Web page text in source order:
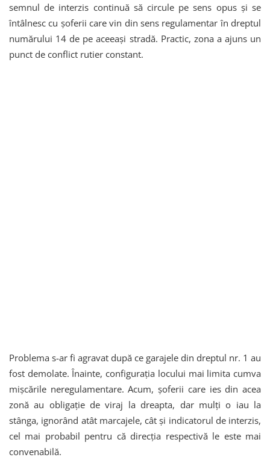
semnul de interzis continuă să circule pe sens opus și se
întâlnesc cu șoferii care vin din sens regulamentar în dreptul
numărului 14 de pe aceeași stradă. Practic, zona a ajuns un
punct de conflict rutier constant.
Problema s-ar fi agravat după ce garajele din dreptul nr. 1 au
fost demolate. Înainte, configurația locului mai limita cumva
mișcările neregulamentare. Acum, șoferii care ies din acea
zonă au obligație de viraj la dreapta, dar mulți o iau la
stânga, ignorând atât marcajele, cât și indicatorul de interzis,
cel mai probabil pentru că direcția respectivă le este mai
convenabilă.